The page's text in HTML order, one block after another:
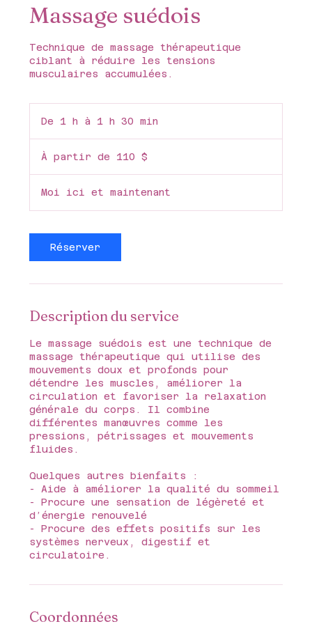
Massage suédois
Technique de massage thérapeutique
ciblant à réduire les tensions
musculaires accumulées.
De 1 h à 1 h 30 min
1
m
partir
canadiens
À partir de 110 $
Moi ici et maintenant
Réserver
Description du service
Le massage suédois est une technique de
massage thérapeutique qui utilise des
mouvements doux et profonds pour
détendre les muscles, améliorer la
circulation et favoriser la relaxation
générale du corps. Il combine
différentes manœuvres comme les
pressions, pétrissages et mouvements
fluides.
Quelques autres bienfaits :
- Aide à améliorer la qualité du sommeil
- Procure une sensation de légèreté et
d’énergie renouvelé
- Procure des effets positifs sur les
systèmes nerveux, digestif et
circulatoire.
Coordonnées